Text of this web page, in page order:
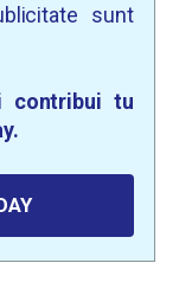
sunt
contribui tu